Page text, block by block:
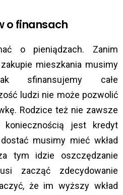
o finansach
o pieniądzach. Zanim
mieszkania musimy
sfinansujemy całe
ludzi nie może pozwolić
Rodzice też nie zawsze
koniecznością jest kredyt
musimy mieć wkład
tym idzie oszczędzanie
zacząć zdecydowanie
że im wyższy wkład